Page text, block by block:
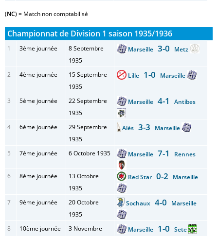
(NC) = Match non comptabilisé
Championnat de Division 1 saison 1935/1936
1 3ème journée
8 Septembre
1935
Marseille 3-0 Metz
2 4ème journée
15 Septembre
1935
Lille 1-0 Marseille
3 5ème journée
22 Septembre
1935
Marseille 4-1 Antibes
4 6ème journée
29 Septembre
1935
Alès3-3 Marseille
5 7ème journée 6 Octobre 1935 Marseille 7-1 Rennes
6 8ème journée
13 Octobre
1935
Red Star0-2 Marseille
7 9ème journée
20 Octobre
1935
Sochaux 4-0 Marseille
8 10ème journée
3 Novembre
Marseille 1-0 Sete